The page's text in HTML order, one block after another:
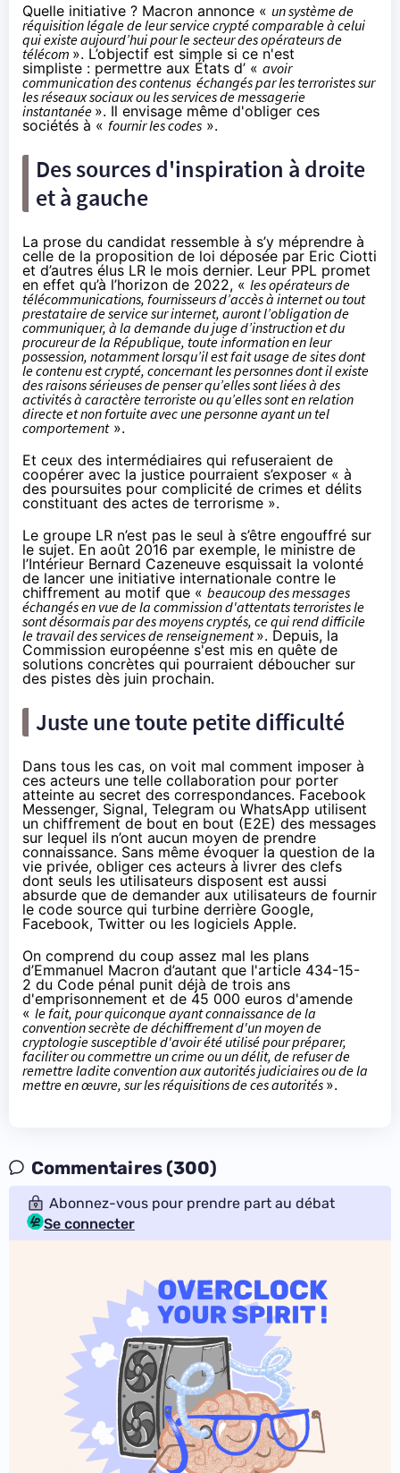
Quelle initiative ? Macron annonce « un système de
réquisition légale de leur service crypté comparable à celui
qui existe aujourd’hui pour le secteur des opérateurs de
télécom ». L’objectif est simple si ce n'est
simpliste : permettre aux États d’ « avoir
communication des contenus échangés par les terroristes sur
les réseaux sociauxou les services demessagerie
instantanée ». Il envisage même d'obliger ces
sociétés à « fournir les codes ».
Des sources d'inspiration à droite
et à gauche
La prose du candidat ressemble à s’y méprendre à
celle de la proposition de loi déposée par Eric Ciotti
et d’autres élus LR le mois dernier. Leur PPL promet
en effet qu’à l’horizon de 2022, « les opérateurs de
télécommunications, fournisseurs d’accès à internet ou tout
prestataire de service sur internet, auront l’obligation de
communiquer, à la demande du juge d’instruction et du
procureur de la République, toute information en leur
possession, notamment lorsqu’il est fait usage de sites dont
le contenu est crypté, concernant les personnes dont il existe
des raisons sérieuses de penser qu’elles sont liées à des
activités à caractère terroriste ou qu’elles sont en relation
directe et non fortuite avec une personne ayant un tel
comportement».
Et ceux des intermédiaires qui refuseraient de
coopérer avec la justice pourraient s’exposer « à
des poursuites pour complicité de crimes et délits
constituant des actes de terrorisme ».
Le groupe LR n’est pas le seul à s’être engouffré sur
le sujet. En août 2016 par exemple, le ministre de
l’Intérieur Bernard Cazeneuve esquissait la volonté
de lancer une initiative internationale contre le
chiffrement au motif que « beaucoup des messages
échangés en vue de la commission d'attentats terroristes le
sont désormais par des moyens cryptés, ce qui rend difficile
le travail des services de renseignement». Depuis, la
Commission européenne s'est mis en quête de
solutions concrètes qui pourraient déboucher sur
des pistes dès juin prochain.
Juste une toute petite difficulté
Dans tous les cas, on voit mal comment imposer à
ces acteurs une telle collaboration pour porter
atteinte au secret des correspondances. Facebook
Messenger, Signal, Telegram ou WhatsApp utilisent
un chiffrementde bout en bout (E2E) des messages
sur lequel ils n’ont aucun moyen de prendre
connaissance. Sans même évoquer la question de la
vie privée, obliger ces acteurs à livrer des clefs
dont seuls les utilisateurs disposent est aussi
absurde que de demander aux utilisateurs de fournir
le code source qui turbine derrière Google,
Facebook, Twitter ou les logiciels Apple.
On comprend du coup assez mal les plans
d’Emmanuel Macron d’autant que l'article 434-15-
2 du Code pénal punit déjà de trois ans
d'emprisonnement et de 45 000 euros d'amende
« le fait, pour quiconque ayant connaissance de la
convention secrète de déchiffrementd'un moyen de
cryptologie susceptible d'avoir été utilisé pour préparer,
faciliter ou commettre un crime ou un délit, de refuser de
remettre ladite convention aux autorités judiciaires ou de la
mettre en œuvre, sur les réquisitions de ces autorités ».
Commentaires (300)
Abonnez-vous pour prendre part au débat
Se connecter